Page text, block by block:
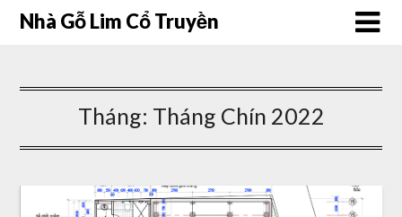
Nhà Gỗ Lim Cổ Truyền
Tháng: Tháng Chín 2022